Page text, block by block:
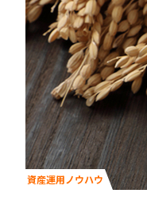
資産運用ノウハウ